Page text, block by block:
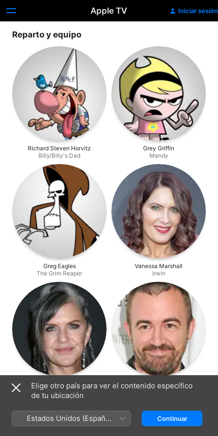
Apple TV Iniciar sesión
Reparto y equipo
Richard Steven Horvitz
Billy/Billy's Dad
Grey Griffin
Mandy
Greg Eagles
The Grim Reaper
Vanessa Marshall
Irwin
Jennifer Hale
Billy's Mom
Maxwell Atoms
Producción
Elige otro país para ver el contenido específico
de tu ubicación
Estados Unidos (Español
México)
Continuar